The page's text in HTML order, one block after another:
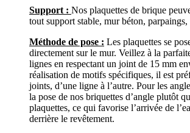
Support : Nos plaquettes de brique
tout support stable, mur béton, parpaings,
Méthode de pose : Les plaquettes se
directement sur le mur. Veillez à la
lignes en respectant un joint de 15 mm
réalisation de motifs spécifiques, il est
joints, d’une ligne à l’autre. Pour les
la pose de nos briquettes d’angle plutôt
plaquettes, ce qui favorise l’arrivée de
derrière le revêtement.